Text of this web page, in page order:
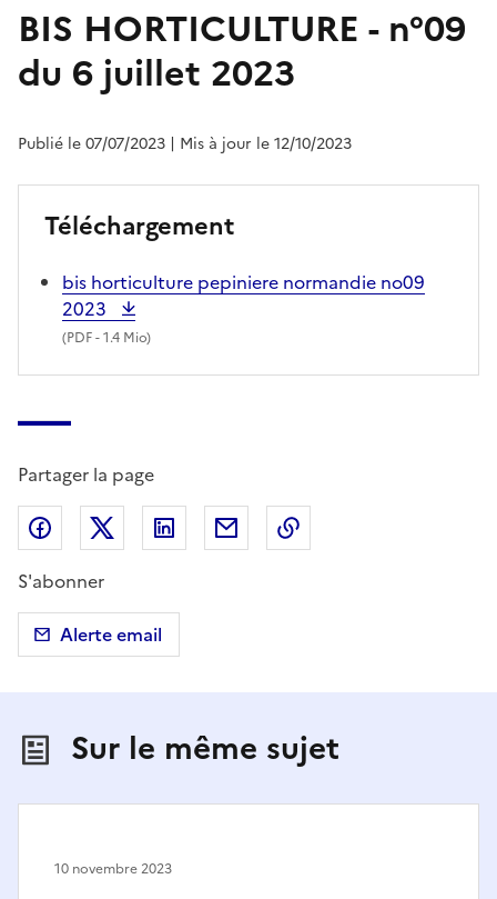
BIS HORTICULTURE - n°09
du 6 juillet 2023
Publié le 07/07/2023 | Mis à jour le 12/10/2023
Téléchargement
bis horticulture pepiniere normandie no09
2023
(PDF- 1.4 Mio)
Partager la page
Partager sur Facebook
Partager sur X (anciennement Twitter)
Partager sur LinkedIn
Partager par email
S'abonner
Alerte email
Sur le même sujet
10 novembre 2023